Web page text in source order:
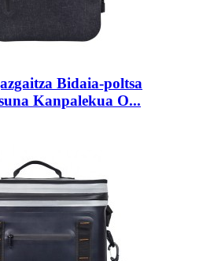
Bidaia-poltsa
Kanpalekua O...